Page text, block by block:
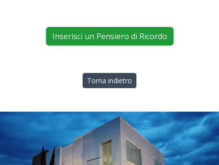
Inserisci un Pensiero di Ricordo
Torna indietro